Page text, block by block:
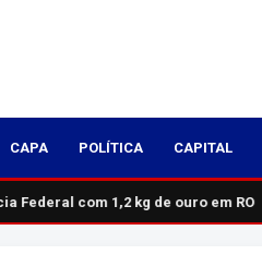
CAPA POLÍTICA CAPITAL
com 1,2 kg de ouro em RO